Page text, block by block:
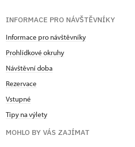
INFORMACE PRO NÁVŠTĚVNÍKY
Informace pro návštěvníky
Prohlídkové okruhy
Návštěvní doba
Rezervace
Vstupné
Tipy na výlety
MOHLO BY VÁS ZAJÍMAT